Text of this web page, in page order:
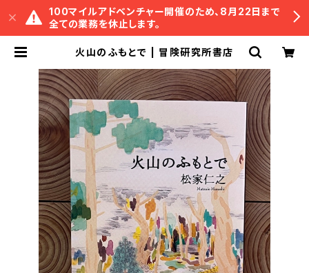
100マイルアドベンチャー開催のため、8月22日まで
全ての業務を休止します。
火山のふもとで | 冒険研究所書店